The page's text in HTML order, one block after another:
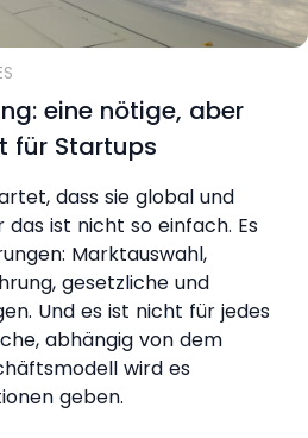
eine nötige, aber
für Startups
dass sie global und
ist nicht so einfach. Es
Marktauswahl,
gesetzliche und
Und es ist nicht für jedes
abhängig von dem
wird es
geben.